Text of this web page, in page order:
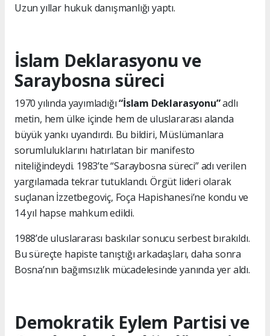
Uzun yıllar hukuk danışmanlığı yaptı.
İslam Deklarasyonu ve
Saraybosna süreci
1970 yılında yayımladığı“İslam Deklarasyonu”adlı
metin, hem ülke içinde hem de uluslararası alanda
büyük yankı uyandırdı. Bu bildiri, Müslümanlara
sorumluluklarını hatırlatan bir manifesto
niteliğindeydi. 1983’te “Saraybosna süreci” adı verilen
yargılamada tekrar tutuklandı. Örgüt lideri olarak
suçlanan İzzetbegoviç, Foça Hapishanesi’ne kondu ve
14 yıl hapse mahkum edildi.
1988’de uluslararası baskılar sonucu serbest bırakıldı.
Bu süreçte hapiste tanıştığı arkadaşları, daha sonra
Bosna’nın bağımsızlık mücadelesinde yanında yer aldı.
Demokratik Eylem Partisi ve